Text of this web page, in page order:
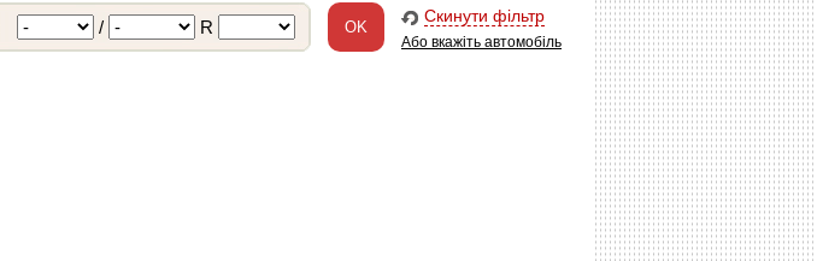
/ R
Скинути фільтр
Або вкажіть автомобіль